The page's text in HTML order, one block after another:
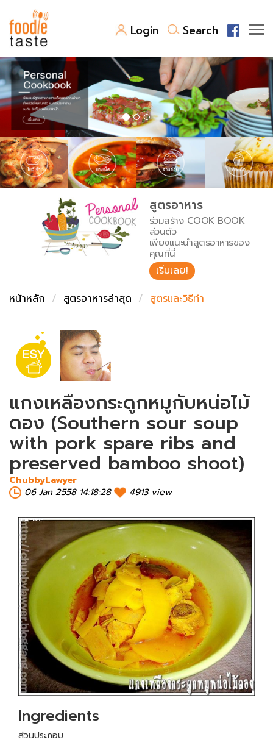
Login Search
สูตรอาหาร
สูตรอาหารล่าสุด
Top Foodie
พาไปชิม
สารพันก้นครัว
เคล็ดลับน่ารู้
เปรียบเทียบหน่วยการตวง
เปรียบเทียบอุณหภูมิ
เปรียบเทียบน้ำหนักวัตถุดิบ
FoodPedia
สร้าง Cookbook
สูตรอาหาร
ร่วมสร้าง COOK BOOK
ส่วนตัว
เพียงแนะนำสูตรอาหารของ
คุณที่นี่
เริ่มเลย!
หน้าหลัก
สูตรอาหารล่าสุด สูตรและวิธีทำ
แกงเหลืองกระดูกหมูกับหน่อไม้
ดอง (Southern sour soup
with pork spare ribs and
preserved bamboo shoot)
ChubbyLawyer
06 Jan 2558 14:18:28
4913 view
Ingredients
ส่วนประกอบ